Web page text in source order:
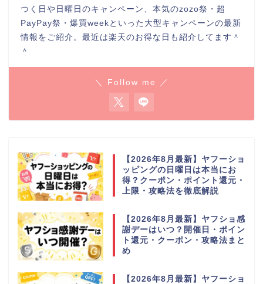
つく日や日曜日のキャンペーン、本気のzozo祭・超
PayPay祭・爆買weekといった大型キャンペーンの最新
情報をご紹介。最近は楽天のお得な日も紹介してます＾
＾
＼ Follow me ／
【2026年8月最新】ヤフーショ
ッピングの日曜日は本当にお
得？クーポン・ポイント還元・
上限・攻略法を徹底解説
【2026年8月最新】ヤフショ感
謝デーはいつ？開催日・ポイン
ト還元・クーポン・攻略法まと
め
【2026年8月最新】ヤフーショ